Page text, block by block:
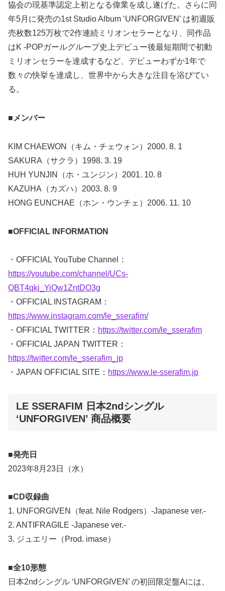
協会の現基準認定上初となる偉業を成し遂げた。さらに同
年5月に発売の1st Studio Album ‘UNFORGIVEN’ は初週販
売枚数125万枚で2作連続ミリオンセラーとなり、同作品
はK -POPガールグループ史上デビュー後最短期間で初動
ミリオンセラーを達成するなど、デビューわずか1年で
数々の快挙を達成し、世界中から大きな注目を浴びてい
る。
■メンバー
KIM CHAEWON（キム・チェウォン）2000. 8. 1
SAKURA（サクラ）1998. 3. 19
HUH YUNJIN（ホ・ユンジン）2001. 10. 8
KAZUHA（カズハ）2003. 8. 9
HONG EUNCHAE（ホン・ウンチェ）2006. 11. 10
■OFFICIAL INFORMATION
・OFFICIAL YouTube Channel：
https://youtube.com/channel/UCs-
QBT4qkj_YiQw1ZntDO3g
・OFFICIAL INSTAGRAM：
https://www.instagram.com/le_sserafim/
・OFFICIAL TWITTER： https://twitter.com/le_sserafim
・OFFICIAL JAPAN TWITTER：
https://twitter.com/le_sserafim_jp
・JAPAN OFFICIAL SITE： https://www.le-sserafim.jp
LE SSERAFIM 日本2ndシングル
‘UNFORGIVEN’ 商品概要
■発売日
2023年8月23日（水）
■CD収録曲
1. UNFORGIVEN（feat. Nile Rodgers）-Japanese ver.-
2. ANTIFRAGILE -Japanese ver.-
3. ジュエリー（Prod. imase）
■全10形態
日本2ndシングル ‘UNFORGIVEN’ の初回限定盤Aには、